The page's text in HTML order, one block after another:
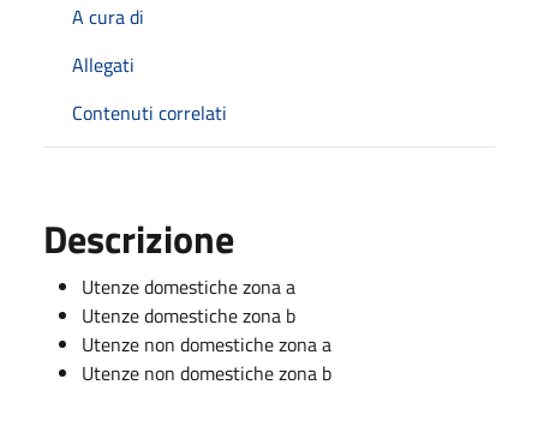
A cura di
Allegati
Contenuti correlati
Descrizione
Utenze domestiche zona a
Utenze domestiche zona b
Utenze non domestiche zona a
Utenze non domestiche zona b